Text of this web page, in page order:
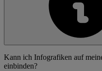
Kann ich Infografiken auf
einbinden?